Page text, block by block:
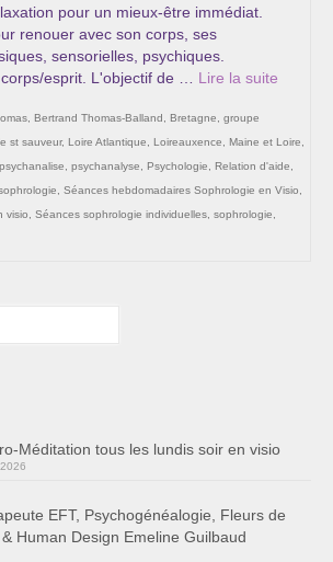
de libération et d’expression de soi »
»
Sacrées -La Magdaléenne –
Penna
d’évolution vers une femme plus
tous les lundis soir en visio
chemin par la psyché »
Psychopraticien
pour un mieux-être immédiat.
renouer avec son corps, ses
sensorielles, psychiques.
corps/esprit. L'objectif de … Lire la suite­­
Bertrand Thomas-Balland Bretagne
groupe
st sauveur, Loire Atlantique Loireauxence Maine et Loire
psychanalise psychanalyse Psychologie Relation d'aide
Séances hebdomadaires Sophrologie en Visio
visio
Séances sophrologie individuelles sophrologie
Méditation tous les lundis soir en visio
EFT, Psychogénéalogie, Fleurs de
Human Design Emeline Guilbaud